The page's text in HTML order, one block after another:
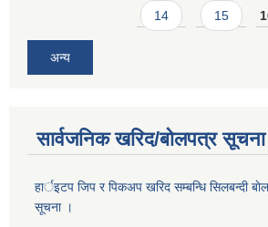
14 15
अन्य
सार्वजनिक खरिद/बोलपत्र सूचना
हार्इटप जिप र पिकअप खरिद सम्बन्धि सिलबन्दी
सूचना ।